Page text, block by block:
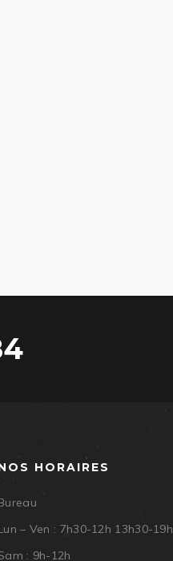
HORAIRES
– Ven : 7h30-12h 13h30-19h
: 9h-12h